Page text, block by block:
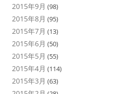
2015年9月 (98)
2015年8月 (95)
2015年7月 (13)
2015年6月 (50)
2015年5月 (55)
2015年4月 (114)
2015年3月 (63)